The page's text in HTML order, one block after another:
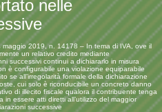
nelle
2019, n. 14178 – In tema di IVA, ove il
un relativo credito mediante
successivi continui a dichiararlo in misura
è configurabile una violazione equiparabile
se all’irregolarità formale della dichiarazione
cui solo è riconducibile un concreto danno
di illecito fiscale qualora il contribuente tenga
essere atti diretti all’utilizzo del maggior
successive